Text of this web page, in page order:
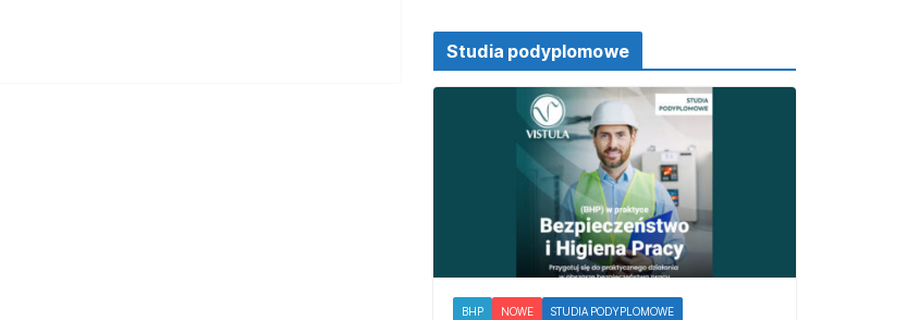
Studia podyplomowe
BHP NOWE STUDIA PODYPLOMOWE